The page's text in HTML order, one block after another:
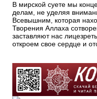
В мирской суете мы
делам, не уделяя
Всевышним, которая
Творения Аллаха
заставляют нас
откроем свое сердце и